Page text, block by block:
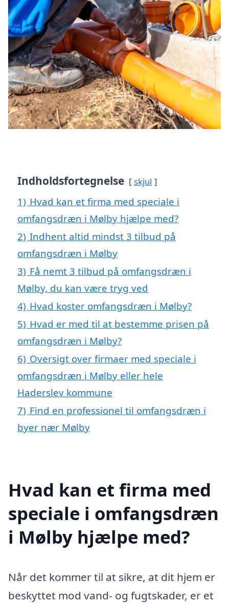
Indholdsfortegnelse skjul
1) Hvad kan et firma med speciale i
omfangsdræn i Mølby hjælpe med?
2) Indhent altid mindst 3 tilbud på
omfangsdræn i Mølby
3) Få nemt 3 tilbud på omfangsdræn i
Mølby, du kan være tryg ved
4) Hvad koster omfangsdræn i Mølby?
5) Hvad er med til at bestemme prisen på
omfangsdræn i Mølby?
6) Oversigt over firmaer med speciale i
omfangsdræn i Mølby eller hele
Haderslev kommune
7) Find en professionel til omfangsdræn i
byer nær Mølby
Hvad kan et firma med
speciale i omfangsdræn
i Mølby hjælpe med?
Når det kommer til at sikre, at dit hjem er
beskyttet mod vand- og fugtskader, er et